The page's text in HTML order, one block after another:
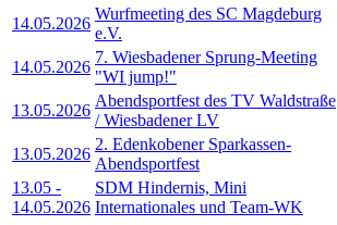
14.05.2026
Wurfmeeting des SC Magdeburg
e.V.
14.05.2026
7. Wiesbadener Sprung-Meeting
"WI jump!"
13.05.2026
Abendsportfest des TV Waldstraße
/ Wiesbadener LV
13.05.2026
2. Edenkobener Sparkassen-
Abendsportfest
13.05 -
14.05.2026
SDM Hindernis, Mini
Internationales und Team-WK